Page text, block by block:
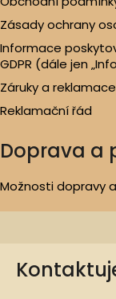
Zásady ochrany
Informace
GDPR (dále jen
Záruky a reklamace
Reklamační řád
Doprava a
Možnosti dopravy